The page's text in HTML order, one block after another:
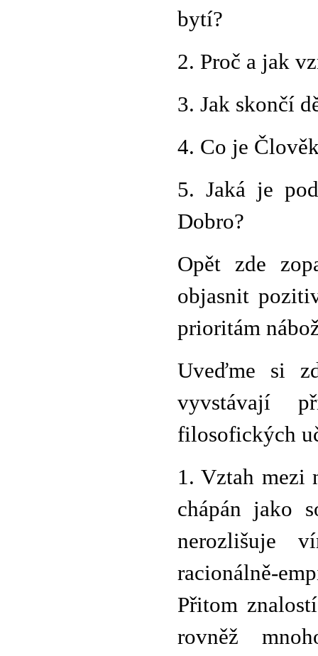
bytí?
2. Proč a jak
3. Jak skončí
4. Co je
5. Jaká je
Dobro?
Opět zde
objasnit
prioritám
Uveďme si
vyvstávají
filosofických
1. Vztah mezi
chápán jako
nerozlišuje
racionálně-
Přitom
rovněž